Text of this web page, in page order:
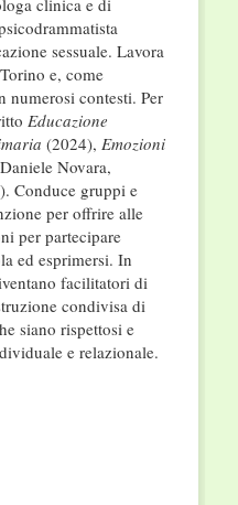
clinica e di
sessuale. Lavora
e, come
numerosi contesti. Per
Educazione
(2024), Emozioni
Novara,
Conduce gruppi e
per offrire alle
per partecipare
ed esprimersi. In
facilitatori di
condivisa di
siano rispettosi e
e relazionale.